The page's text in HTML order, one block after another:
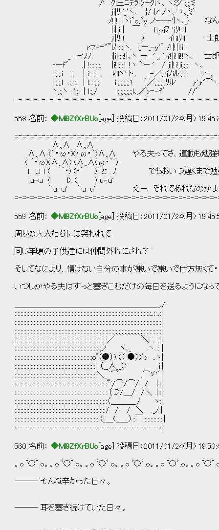
/'´ ｸi三ﾆﾃﾗ!ｿｰｸiヽ､ ヽﾐｼﾞ::;;;ミ
ji|ﾘ!'_ﾞヽ､ {/ ﾚ' ﾉヽ､ ヽ､;ﾐﾞ
ﾉ!|!l |ヽi`o,`y ノｰ--‐'}ヽ､_} なんだ坊主？
|i|ji | ￣ f､ojﾌ 'jﾘ!i!l
j!|ﾘ ! ﾉ ｲ!ilﾘil 士郎さんの子供ならも
rァ-ｰ'ﾞ~lﾉ!:::iヽ. i_ー_-y'｀ /!|!|l!il
_ -ｰ'ﾌ/. i|i|::::!|､ヽ ー- ' ,. ' ｨ!|i!li!!ヽ､ 士郎さんがお
rーf" .| !:::::::. |i!i;:::! !ヽ `ー ' / ji|!i!ji;;;::. ヽ､
|:;;;;i .:. | i::::::. kjlゝ' ト､ _-／;;:jｿiﾙ';;::: >ｰ､
|:;;;;l .:;!:. | l::::;;; i:;;;;;;;;'! ´／;;;;;:jﾘﾙ' ,r',r'⌒ヽ
ヽ;;;ヽ .:':;:. | l:;;/ l;:;;;;;;;;l､,／;r‐-f'ﾞ //ﾞ
558 名前： ◆Ml9ZfXrBUo [age] 投稿日：2011/01/24(月)
∧,,∧ ∧,,∧
∧,,∧ (´・ω・)(・ω・｀)∧,,∧ やる夫ってさ、運動も勉強
( ´・ω)(∧,,∧) (∧,,∧(ω・｀ )
ｌ Ｕ ｌ ( ´・) (・｀ )ｌ と ﾉ でもあいつ遅くまで勉強
.ｕ-ｕ ( l). (l ) u-ｕ'
`ｕ-ｕ' `ｕ-u' えー、それであれなのかよｗ あ
559 名前： ◆Ml9ZfXrBUo [age] 投稿日：2011/01/24(月)
周りの大人たちには笑われて
同じ年頃の子供達には仲間外れにされて
そしてなにより、情けない自分の事が嫌いで嫌いで仕方無くて・
いつしかやる夫はずっと塞ぎこむだけの毎日を送るようになって
＿＿＿＿＿＿＿＿＿＿＿＿＿＿＿＿＿＿__./
:::::::::::::::::::::::::::::::::::::::::::::::::::::::::::::::::::::::::::::::::::::::::::::..::..:|
::::::::::::::::::::::::::::::::::::::::::::::::::::::::::::::::::::::::::::::::::::::::::::::::::::|
::::::::::::::::::::::::::::::::::::::::::::::::::::::::::::::::::::;;;;;;;;;;;;;;;;;;;:::::::::::::|
:::::::::::::::::::::::::::::::::::::::::::::::::::::::::::::::／ ＼: . :::|
::::::::::::::::::::::::::::::::::::::::::::::::::::::::::;ノ ヽ､_ .ヽ.:: |
::::::::::::::::::::::::::::::::::::::::::::::::::::;oﾟ（●）) (（ ●）)ﾟo ..ヽ|
:::::::::::::::::::::::::::::::::::::::::::::::::::::::| （__人__）' i:|
::::::::::::::::::::::::::::::::::::::::::::::::::::::::＼_｀⌒´ .⌒ゞ'´|
:::::::::::::::::::::::::::::::::::::::::::::::::::::::::::::::~'/⌒/⌒/ / |::|
::::::::::::::::::::::::::::::::::::::::::::::::::::::::::::::::（つ/＿/ /＼ .|::|
:::::::::::::::::::::::::::::::::::::::::::::::::::::::::::::::（＿＿＿_/ ヽ:|
::::::::::::::::::::::::::::::::::::::::::::::::::::::::::::::/ / / ＼ ._ﾉ:|
::::::::::::::::::::::::::::::::::::::::::::::::::::::::: (_＿(_＿_）::￣::::::::::::::|
::::::::::::::::::::::::::::::::::::::::::::::::::::::::::::::::::::::::::::::::::::::::::::::::::::|
560 名前： ◆Ml9ZfXrBUo [age] 投稿日：2011/01/24(月)
。o ﾟ〇ﾟ o。。o ﾟ〇ﾟ o。。o ﾟ〇ﾟ o。。o ﾟ〇ﾟ o。。o ﾟ〇ﾟ o。。o ﾟ〇ﾟ
――― そんな辛かった日々。
――― 耳を塞ぎ続けていた日々。